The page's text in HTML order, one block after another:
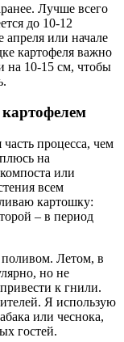
Лучше всего
до 10-12
апреля или начале
картофеля важно
на 10-15 см, чтобы
процесса, чем
на
или
всем
картошку:
– в период
поливом. Летом, в
но не
к гнили.
Я использую
или чеснока,
гостей.